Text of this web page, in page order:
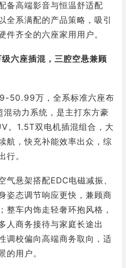
备高端影音与恒温舒适配
全系满配的产品策略，吸引
件齐全的六座家用用户。
六座插混，三腔空悬兼顾
50.99万，全系标准六座布
动力系统，是主打东方豪
。1.5T双电机插混组合，大
航，快充补能效率出众，综
行。
气悬架搭配EDC电磁减振、
姿态调节响应更快，兼顾商
整车内饰走轻奢环抱风格，
人商务接待与家庭长途出
调校偏向高端商务取向，适
的用户。